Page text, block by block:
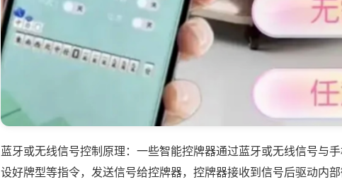
蓝牙或无线信号控制原理：一些智能控牌器通过蓝牙或无线信号与
设好牌型等指令，发送信号给控牌器，控牌器接收到信号后驱动内